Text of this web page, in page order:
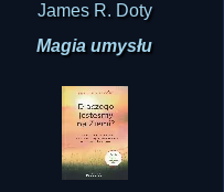
James R. Doty
Magia umysłu